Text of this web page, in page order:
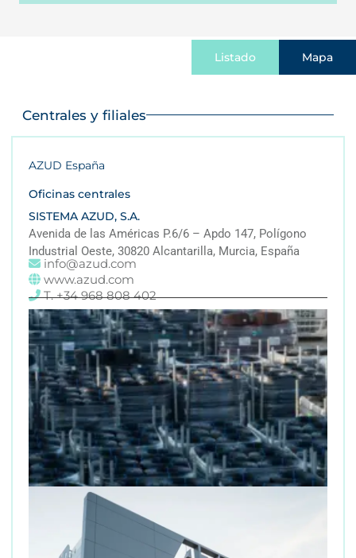
Listado Mapa
Centrales y filiales
AZUD España
Oficinas centrales
SISTEMA AZUD, S.A.
Avenida de las Américas P.6/6 – Apdo 147, Polígono
Industrial Oeste, 30820 Alcantarilla, Murcia, España
info@azud.com
www.azud.com
T. +34 968 808 402